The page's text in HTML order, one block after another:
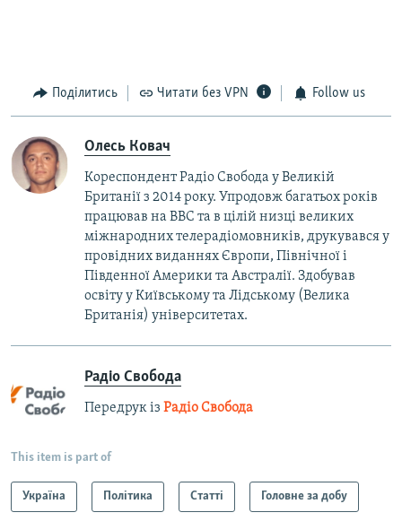
Поділитись Читати без VPN Follow us
Олесь Ковач
Кореспондент Радіо Свобода у Великій
Британії з 2014 року. Упродовж багатьох років
працював на BBC та в цілій низці великих
міжнародних телерадіомовників, друкувався у
провідних виданнях Європи, Північної і
Південної Америки та Австралії. Здобував
освіту у Київському та Лідському (Велика
Британія) університетах.
Радіо Свобода
Передрук із Радіо Свобода
This item is part of
Україна Політика Статті Головне за добу